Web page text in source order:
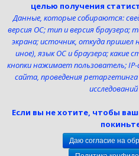
Меры поддержки
Телефон:
8 (4725) 240725
Электронная почта:
uk-dshi1@belgov.ru
целью получения
Данные, которые собираются:
версия ОС; тип и версия браузера;
экрана; источник, откуда пришел
иное), язык ОС и браузера; какие
кнопки нажимает пользователь;
сайта, проведения
Если вы не хотите, чтобы
Даю согласие на